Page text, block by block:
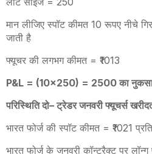
मान लीजिए स्पॉट कीमत 10 रूपए नीचे
जाती है
फ्यूचर की लगभग कीमत = ₹1013
P&L = (10×250) = 2500का
परिस्थिति दो–ट्रेडर जनवरी फ्यूचर्स
भारत फोर्ज की स्पॉट कीमत = ₹1021
भारत फोर्ज के जनवरी कॉन्ट्रैक्ट पर